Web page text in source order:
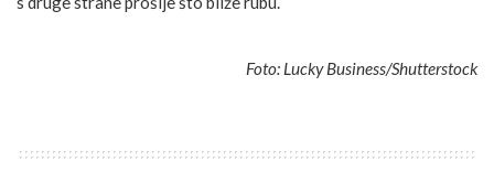
Foto: Lucky Business/Shutterstock